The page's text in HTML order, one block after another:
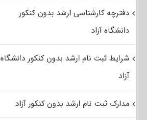
دفترچه کارشناسی ارشد بدون کنکور
دانشگاه آزاد
شرایط ثبت نام ارشد بدون کنکور دانشگاه
آزاد
مدارک ثبت نام ارشد بدون کنکور آزاد